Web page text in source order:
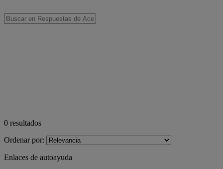
0 resultados
Ordenar por:
Enlaces de autoayuda